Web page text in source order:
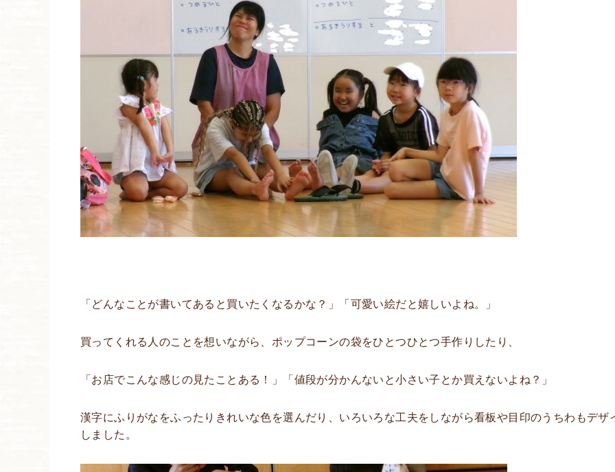
「どんなことが書いてあると買いたくなるかな？」「可愛い絵だと嬉しいよね。」
買ってくれる人のことを想いながら、ポップコーンの袋をひとつひとつ手作りしたり、
「お店でこんな感じの見たことある！」「値段が分かんないと小さい子とか買えないよね？」
漢字にふりがなをふったりきれいな色を選んだり、いろいろな工夫をしながら看板や目印のうちわもデザ
しました。